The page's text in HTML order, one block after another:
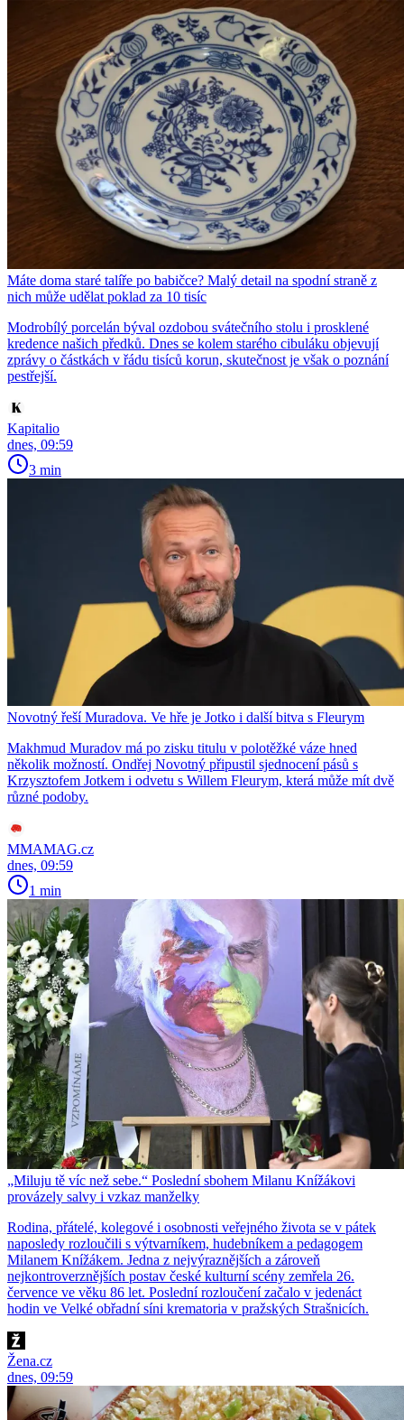
Máte doma staré talíře po babičce? Malý detail na spodní straně z
nich může udělat poklad za 10 tisíc
Modrobílý porcelán býval ozdobou svátečního stolu i prosklené
kredence našich předků. Dnes se kolem starého cibuláku objevují
zprávy o částkách v řádu tisíců korun, skutečnost je však o poznání
pestřejší.
Kapitalio
dnes, 09:59
3 min
Novotný řeší Muradova. Ve hře je Jotko i další bitva s Fleurym
Makhmud Muradov má po zisku titulu v polotěžké váze hned
několik možností. Ondřej Novotný připustil sjednocení pásů s
Krzysztofem Jotkem i odvetu s Willem Fleurym, která může mít dvě
různé podoby.
MMAMAG.cz
dnes, 09:59
1 min
„Miluju tě víc než sebe.“ Poslední sbohem Milanu Knížákovi
provázely salvy i vzkaz manželky
Rodina, přátelé, kolegové i osobnosti veřejného života se v pátek
naposledy rozloučili s výtvarníkem, hudebníkem a pedagogem
Milanem Knížákem. Jedna z nejvýraznějších a zároveň
nejkontroverznějších postav české kulturní scény zemřela 26.
července ve věku 86 let. Poslední rozloučení začalo v jedenáct
hodin ve Velké obřadní síni krematoria v pražských Strašnicích.
Žena.cz
dnes, 09:59